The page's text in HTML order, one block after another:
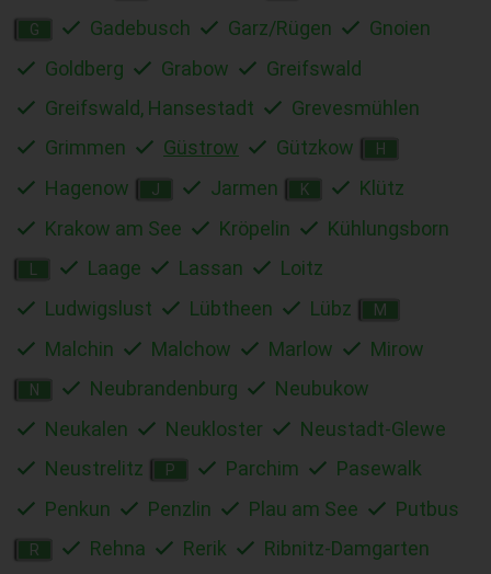
G Gadebusch Garz/Rügen
Gnoien
Goldberg
Grabow
Greifswald
Greifswald, Hansestadt
Grevesmühlen
Grimmen
Güstrow Gützkow H
Hagenow J Jarmen K
Klütz
Krakow am See
Kröpelin Kühlungsborn
Laage Lassan
Loitz
Ludwigslust
Lübtheen Lübz M
Malchin Malchow Marlow Mirow
N Neubrandenburg
Neubukow
Neukalen
Neukloster
Neustadt-Glewe
Neustrelitz
P Parchim
Pasewalk
Penkun
Penzlin Plau am See Putbus
R Rehna Rerik
Ribnitz-Damgarten